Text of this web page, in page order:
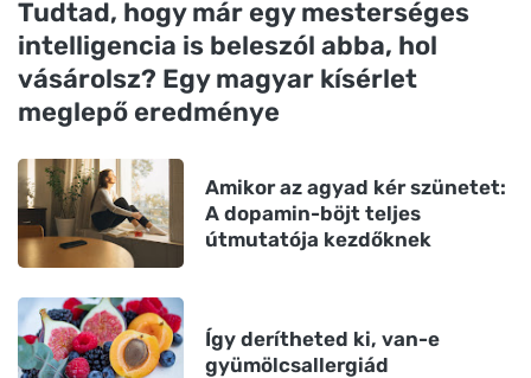
Tudtad, hogy már egy mesterséges
intelligencia is beleszól abba, hol
vásárolsz? Egy magyar kísérlet
meglepő eredménye
Amikor az agyad kér szünetet:
A dopamin-böjt teljes
útmutatója kezdőknek
Így derítheted ki, van-e
gyümölcsallergiád